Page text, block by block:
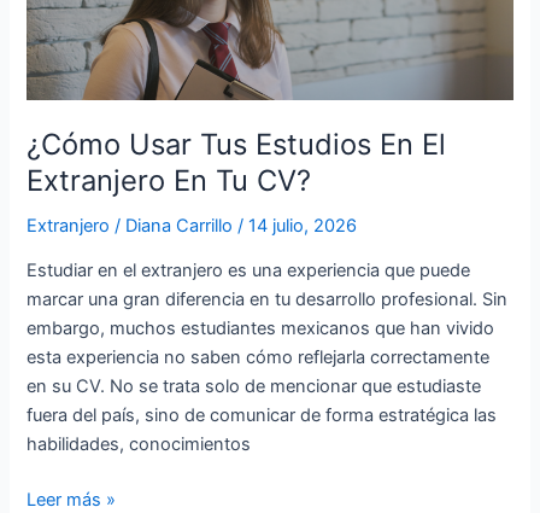
¿Cómo Usar Tus Estudios En El
Extranjero En Tu CV?
Extranjero / Diana Carrillo/14 julio, 2026
Estudiar en el extranjero es una experiencia que puede
marcar una gran diferencia en tu desarrollo profesional. Sin
embargo, muchos estudiantes mexicanos que han vivido
esta experiencia no saben cómo reflejarla correctamente
en su CV. No se trata solo de mencionar que estudiaste
fuera del país, sino de comunicar de forma estratégica las
habilidades, conocimientos
Estudios
En
El
Extranjero
En
Tu
CV?
Leer más »